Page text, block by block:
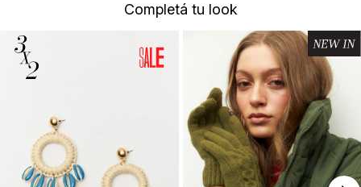
Completá tu look